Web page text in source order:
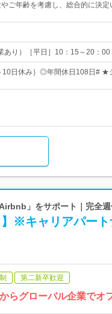
ご年齢を考慮し、総合的に決
り）［平日］10：15～20：
10日休み｝◎年間休日108日# ★
」をサポート｜完全
】※キャリアパー
第二新卒歓迎
らグローバル企業でオ